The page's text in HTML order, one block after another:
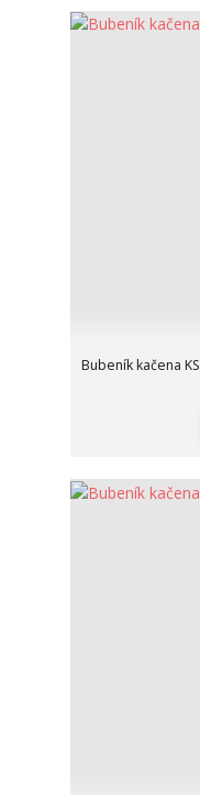
Bubeník kačena KS